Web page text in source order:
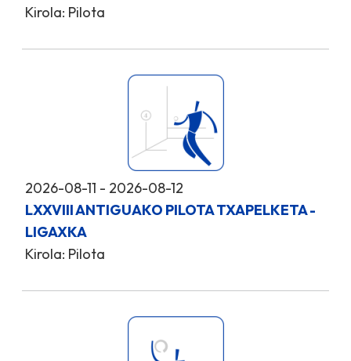
Kirola: Pilota
2026-08-11 - 2026-08-12
LXXVIII ANTIGUAKO PILOTA TXAPELKETA -
LIGAXKA
Kirola: Pilota